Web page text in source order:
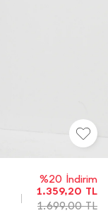
%20 İndirim
1.359,20 TL
1.699,00TL